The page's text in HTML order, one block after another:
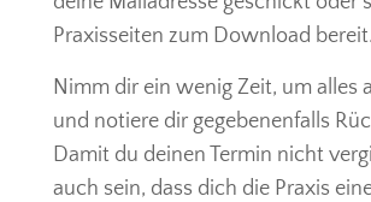
Praxisseiten zum Download bereit.
Nimm dir ein wenig Zeit, um alles
und notiere dir gegebenenfalls
Damit du deinen Termin nicht
auch sein, dass dich die Praxis